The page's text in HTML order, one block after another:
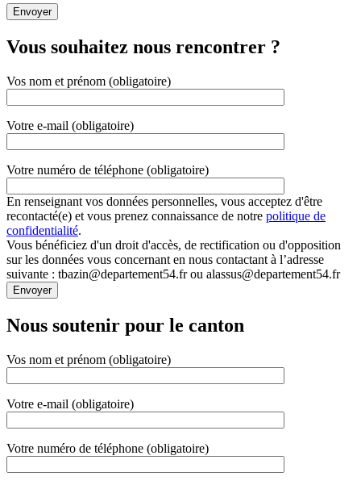
Vous souhaitez nous rencontrer ?
Vos nom et prénom (obligatoire)
Votre e-mail (obligatoire)
Votre numéro de téléphone (obligatoire)
En renseignant vos données personnelles, vous acceptez d'être
recontacté(e) et vous prenez connaissance de notre politique de
confidentialité.
Vous bénéficiez d'un droit d'accès, de rectification ou d'opposition
sur les données vous concernant en nous contactant à l’adresse
suivante : tbazin@departement54.fr ou alassus@departement54.fr
Nous soutenir pour le canton
Vos nom et prénom (obligatoire)
Votre e-mail (obligatoire)
Votre numéro de téléphone (obligatoire)